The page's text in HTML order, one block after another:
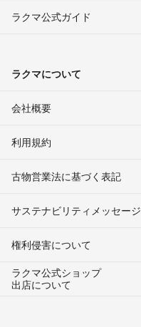
ラクマ公式ガイド
ラクマについて
会社概要
利用規約
古物営業法に基づく表記
サステナビリティメッセージ
権利侵害について
ラクマ公式ショップ
出店について